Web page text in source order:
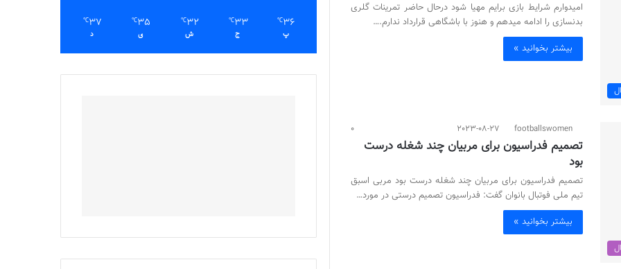
امیدوارم شرایط بازی برایم مهیا شود درحال حاضر تمرینات گلری
بدنسازی را ادامه میدهم و هنوز با باشگاهی قرارداد ندارم.…
بیشتر بخوانید »
footballswomen
2023-08-27
0
تصمیم فدراسیون برای مربیان چند شغله درست
بود
تصمیم فدراسیون برای مربیان چند شغله درست بود مربی اسبق
تیم ملی فوتبال بانوان گفت: فدراسیون تصمیم درستی در مورد…
بیشتر بخوانید »
36
℃
پ
33
℃
ج
32
℃
ش
35
℃
ی
37
℃
د